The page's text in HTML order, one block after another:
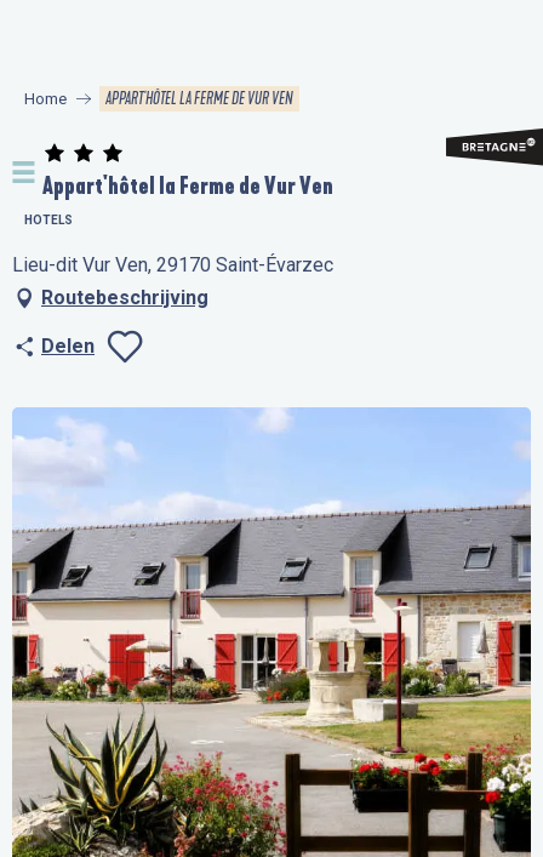
principal
Home APPART'HÔTEL LA FERME DE VUR VEN
Appart'hôtel la Ferme de Vur Ven
HOTELS
Lieu-dit Vur Ven, 29170 Saint-Évarzec
Routebeschrijving
Delen